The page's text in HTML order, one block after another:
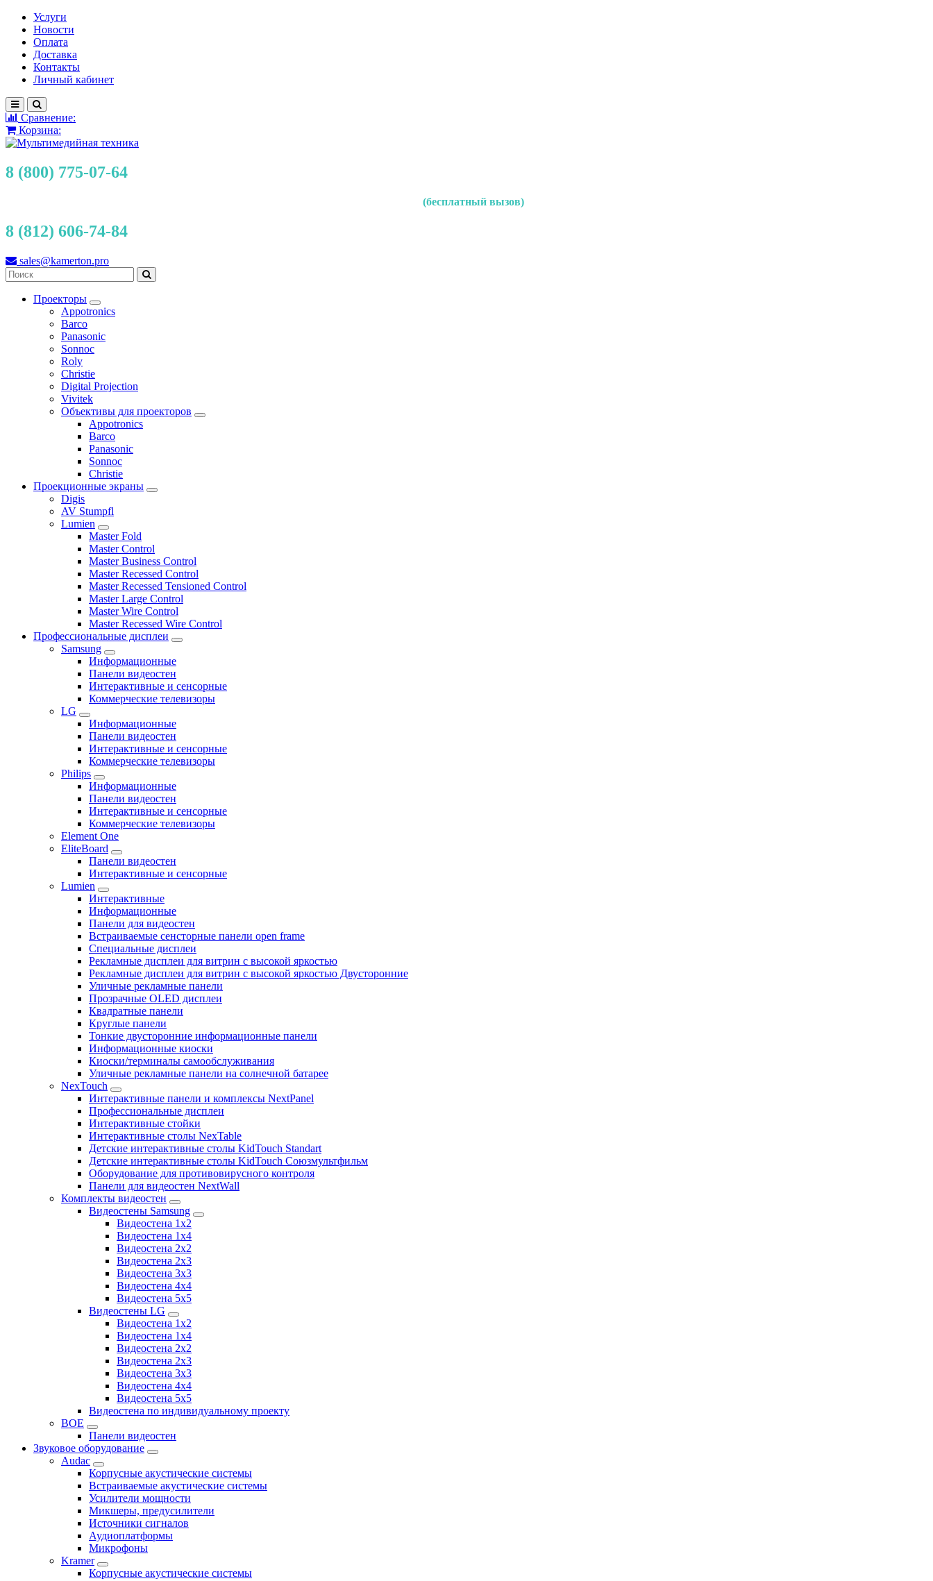
Услуги
Новости
Оплата
Доставка
Контакты
Личный кабинет
Сравнение:
Корзина:
8 (800) 775-07-64
(бесплатный вызов)
8 (812) 606-74-84
sales@kamerton.pro
Проекторы
Appotronics
Barco
Panasonic
Sonnoc
Roly
Christie
Digital Projection
Vivitek
Объективы для проекторов
Appotronics
Barco
Panasonic
Sonnoc
Сhristie
Проекционные экраны
Digis
AV Stumpfl
Lumien
Master Fold
Master Control
Master Business Control
Master Recessed Control
Master Recessed Tensioned Control
Master Large Control
Master Wire Control
Master Recessed Wire Control
Профессиональные дисплеи
Samsung
Информационные
Панели видеостен
Интерактивные и сенсорные
Коммерческие телевизоры
LG
Информационные
Панели видеостен
Интерактивные и сенсорные
Коммерческие телевизоры
Philips
Информационные
Панели видеостен
Интерактивные и сенсорные
Коммерческие телевизоры
Element One
EliteBoard
Панели видеостен
Интерактивные и сенсорные
Lumien
Интерактивные
Информационные
Панели для видеостен
Встраиваемые сенсторные панели open frame
Специальные дисплеи
Рекламные дисплеи для витрин с высокой яркостью
Рекламные дисплеи для витрин с высокой яркостью Двусторонние
Уличные рекламные панели
Прозрачные OLED дисплеи
Квадратные панели
Круглые панели
Тонкие двусторонние информационные панели
Информационные киоски
Киоски/терминалы самообслуживания
Уличные рекламные панели на солнечной батарее
NexTouch
Интерактивные панели и комплексы NextPanel
Профессиональные дисплеи
Интерактивные стойки
Интерактивные столы NexTable
Детские интерактивные столы KidTouch Standart
Детские интерактивные столы KidTouch Союзмультфильм
Оборудование для противовирусного контроля
Панели для видеостен NextWall
Комплекты видеостен
Видеостены Samsung
Видеостена 1x2
Видеостена 1x4
Видеостена 2x2
Видеостена 2х3
Видеостена 3x3
Видеостена 4x4
Видеостена 5x5
Видеостены LG
Видеостена 1x2
Видеостена 1x4
Видеостена 2x2
Видеостена 2x3
Видеостена 3x3
Видеостена 4x4
Видеостена 5x5
Видеостена по индивидуальному проекту
BOE
Панели видеостен
Звуковое оборудование
Audac
Корпусные акустические системы
Встраиваемые акустические системы
Усилители мощности
Микшеры, предусилители
Источники сигналов
Аудиоплатформы
Микрофоны
Kramer
Корпусные акустические системы